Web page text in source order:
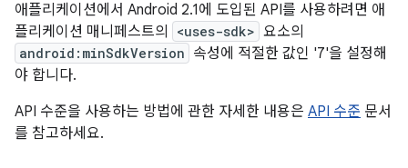
애플리케이션에서 Android 2.1에 도입된 API를 사용하려면 애
플리케이션 매니페스트의
<uses-sdk> 요소의
android:minSdkVersion 속성에 적절한 값인 '7'을 설정해
야 합니다.
API 수준을 사용하는 방법에 관한 자세한 내용은 API 수준 문서
를 참고하세요.